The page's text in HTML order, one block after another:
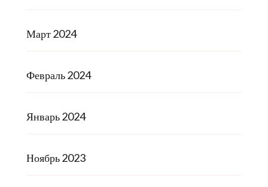
Март 2024
Февраль 2024
Январь 2024
Ноябрь 2023